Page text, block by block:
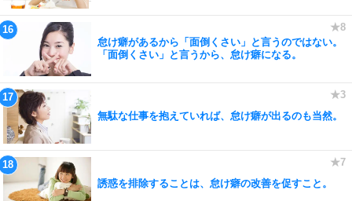
怠け癖があるから「面倒くさい」と言うのではない。
「面倒くさい」と言うから、怠け癖になる。
無駄な仕事を抱えていれば、怠け癖が出るのも当然。
誘惑を排除することは、怠け癖の改善を促すこと。